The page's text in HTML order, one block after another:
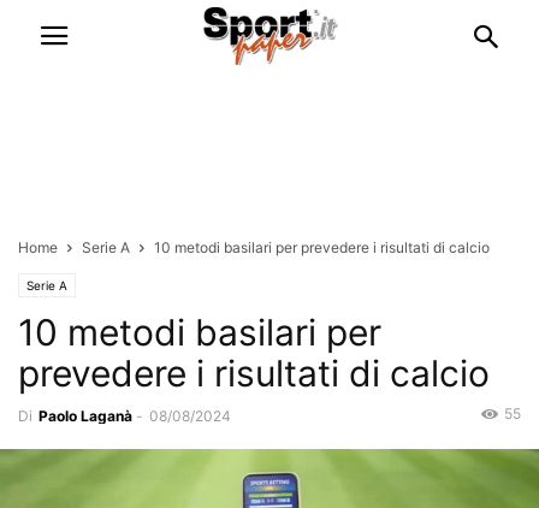
Home Serie A 10 metodi basilari per prevedere i risultati di calcio
Serie A
10 metodi basilari per
prevedere i risultati di calcio
Di Paolo Laganà - 08/08/2024 55